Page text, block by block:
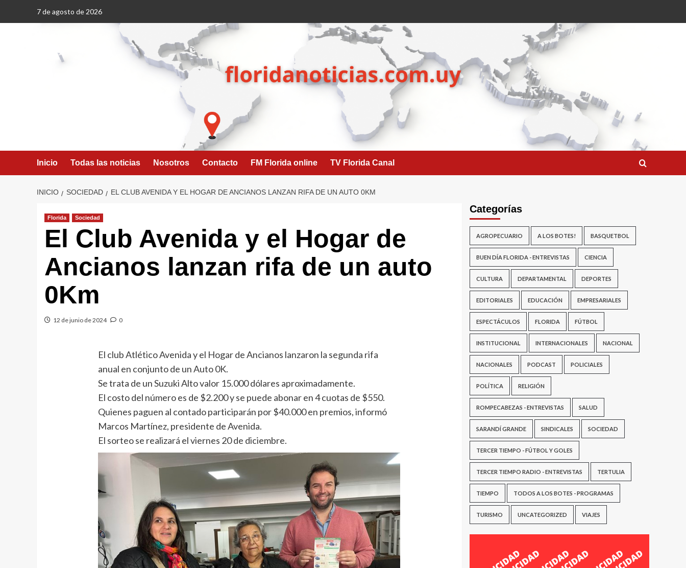
7 de agosto de 2026
Inicio Todas las noticias Nosotros Contacto FM Florida online TV Florida Canal
INICIO SOCIEDAD EL CLUB AVENIDA Y EL HOGAR DE ANCIANOS LANZAN RIFA DE UN AUTO 0KM
Florida Sociedad
El Club Avenida y el Hogar de
Ancianos lanzan rifa de un auto
0Km
12 de junio de 2024 0
El club Atlético Avenida y el Hogar de Ancianos lanzaron la segunda rifa
anual en conjunto de un Auto 0K.
Se trata de un Suzuki Alto valor 15.000 dólares aproximadamente.
El costo del número es de $2.200 y se puede abonar en 4 cuotas de $550.
Quienes paguen al contado participarán por $40.000 en premios, informó
Marcos Martínez, presidente de Avenida.
El sorteo se realizará el viernes 20 de diciembre.
Categorías
AGROPECUARIO A LOS BOTES! BASQUETBOL
BUEN DÍA FLORIDA - ENTREVISTAS CIENCIA
CULTURA DEPARTAMENTAL DEPORTES
EDITORIALES EDUCACIÓN EMPRESARIALES
ESPECTÁCULOS FLORIDA FÚTBOL
INSTITUCIONAL INTERNACIONALES NACIONAL
NACIONALES PODCAST POLICIALES
POLÍTICA RELIGIÓN
ROMPECABEZAS - ENTREVISTAS SALUD
SARANDÍ GRANDE SINDICALES SOCIEDAD
TERCER TIEMPO - FÚTBOL Y GOLES
TERCER TIEMPO RADIO - ENTREVISTAS TERTULIA
TIEMPO TODOS A LOS BOTES - PROGRAMAS
TURISMO UNCATEGORIZED VIAJES